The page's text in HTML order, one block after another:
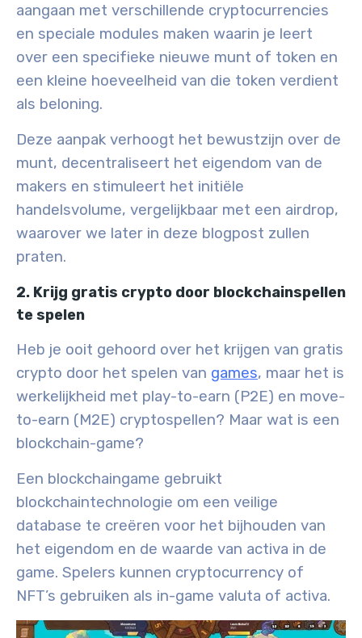
aangaan met verschillende cryptocurrencies
en speciale modules maken waarin je leert
over een specifieke nieuwe munt of token en
een kleine hoeveelheid van die token verdient
als beloning.
Deze aanpak verhoogt het bewustzijn over de
munt, decentraliseert het eigendom van de
makers en stimuleert het initiële
handelsvolume, vergelijkbaar met een airdrop,
waarover we later in deze blogpost zullen
praten.
2. Krijg gratis crypto door blockchainspellen
te spelen
Heb je ooit gehoord over het krijgen van gratis
crypto door het spelen van games, maar het is
werkelijkheid met play-to-earn (P2E) en move-
to-earn (M2E) cryptospellen? Maar wat is een
blockchain-game?
Een blockchaingame gebruikt
blockchaintechnologie om een veilige
database te creëren voor het bijhouden van
het eigendom en de waarde van activa in de
game. Spelers kunnen cryptocurrency of
NFT’s gebruiken als in-game valuta of activa.